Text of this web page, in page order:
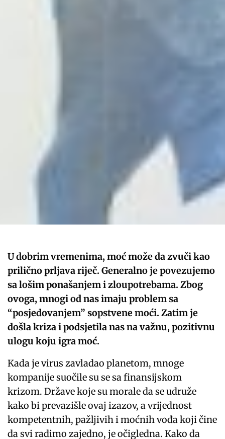
U dobrim vremenima, moć može da zvuči kao
prilično prljava riječ. Generalno je povezujemo
sa lošim ponašanjem i zloupotrebama. Zbog
ovoga, mnogi od nas imaju problem sa
“posjedovanjem” sopstvene moći. Zatim je
došla kriza i podsjetila nas na važnu, pozitivnu
ulogu koju igra moć.
Kada je virus zavladao planetom, mnoge
kompanije suočile su se sa finansijskom
krizom. Države koje su morale da se udruže
kako bi prevazišle ovaj izazov, a vrijednost
kompetentnih, pažljivih i moćnih vođa koji čine
da svi radimo zajedno, je očigledna. Kako da